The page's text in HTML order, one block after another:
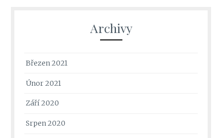
Archivy
Březen 2021
Únor 2021
Září 2020
Srpen 2020